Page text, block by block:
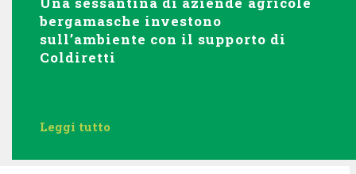
bergamasche investono
sull’ambiente con il supporto di
Coldiretti
Leggi tutto